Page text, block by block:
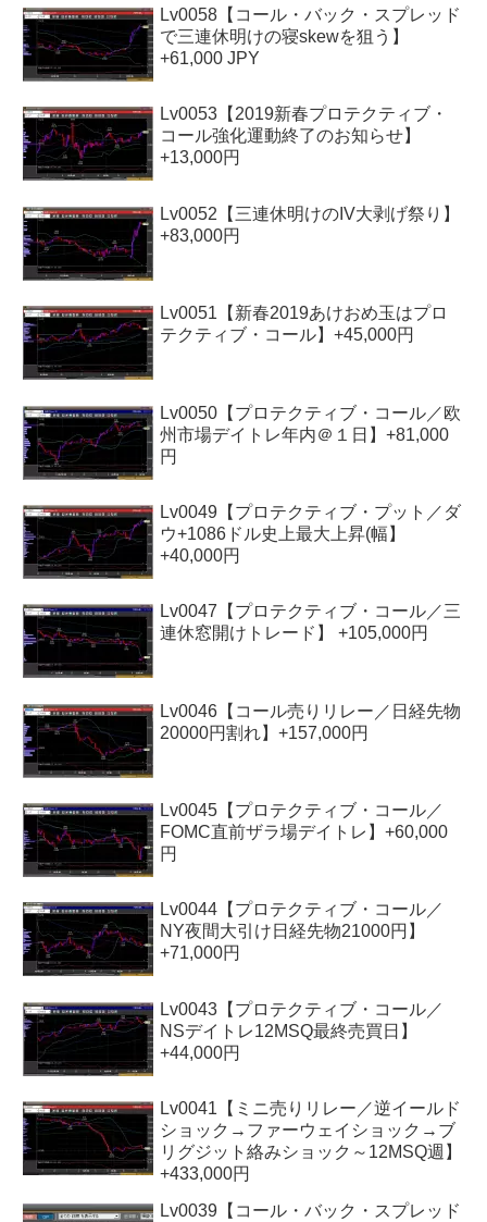
Lv0058【コール・バック・スプレッド
で三連休明けの寝skewを狙う】
+61,000 JPY
Lv0053【2019新春プロテクティブ・
コール強化運動終了のお知らせ】
+13,000円
Lv0052【三連休明けのIV大剥げ祭り】
+83,000円
Lv0051【新春2019あけおめ玉はプロ
テクティブ・コール】+45,000円
Lv0050【プロテクティブ・コール／欧
州市場デイトレ年内＠１日】+81,000
円
Lv0049【プロテクティブ・プット／ダ
ウ+1086ドル史上最大上昇(幅】
+40,000円
Lv0047【プロテクティブ・コール／三
連休窓開けトレード】 +105,000円
Lv0046【コール売りリレー／日経先物
20000円割れ】+157,000円
Lv0045【プロテクティブ・コール／
FOMC直前ザラ場デイトレ】+60,000
円
Lv0044【プロテクティブ・コール／
NY夜間大引け日経先物21000円】
+71,000円
Lv0043【プロテクティブ・コール／
NSデイトレ12MSQ最終売買日】
+44,000円
Lv0041【ミニ売りリレー／逆イールド
ショック→ファーウェイショック→ブ
リグジット絡みショック～12MSQ週】
+433,000円
Lv0039【コール・バック・スプレッド